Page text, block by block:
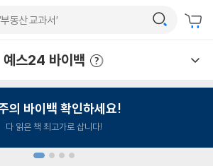
예스24 바이백
의 바이백 확인하세요!
다 읽은 책 최고가로 삽니다!